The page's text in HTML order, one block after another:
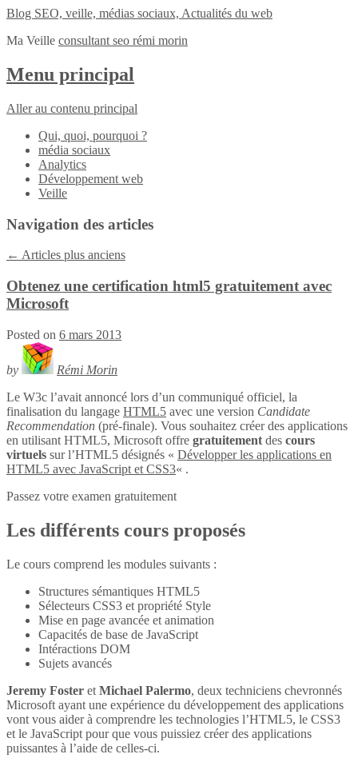
Blog SEO, veille, médias sociaux, Actualités du web
Ma Veille consultant seo rémi morin
Menu principal
Aller au contenu principal
Qui, quoi, pourquoi ?
média sociaux
Analytics
Développement web
Veille
Navigation des articles
← Articles plus anciens
Obtenez une certification html5 gratuitement avec
Microsoft
Posted on 6 mars 2013
by
Rémi Morin
Le W3c l’avait annoncé lors d’un communiqué officiel, la
finalisation du langage HTML5 avec une version Candidate
Recommendation (pré-finale). Vous souhaitez créer des applications
en utilisant HTML5, Microsoft offre gratuitement des cours
virtuels sur l’HTML5 désignés « Développer les applications en
HTML5 avec JavaScript et CSS3« .
Passez votre examen gratuitement
Les différents cours proposés
Le cours comprend les modules suivants :
Structures sémantiques HTML5
Sélecteurs CSS3 et propriété Style
Mise en page avancée et animation
Capacités de base de JavaScript
Intéractions DOM
Sujets avancés
Jeremy Foster et Michael Palermo, deux techniciens chevronnés
Microsoft ayant une expérience du développement des applications
vont vous aider à comprendre les technologies l’HTML5, le CSS3
et le JavaScript pour que vous puissiez créer des applications
puissantes à l’aide de celles-ci.